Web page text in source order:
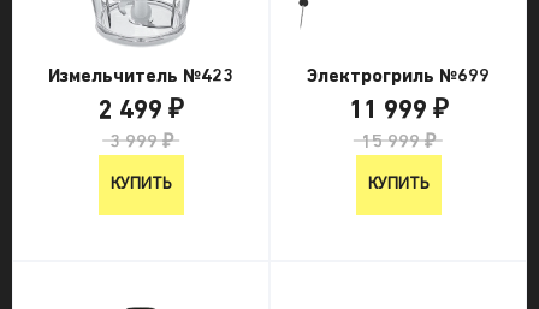
Измельчитель №423
2 499 ₽
3 999 ₽
КУПИТЬ
Электрогриль №699
11 999 ₽
15 999 ₽
КУПИТЬ